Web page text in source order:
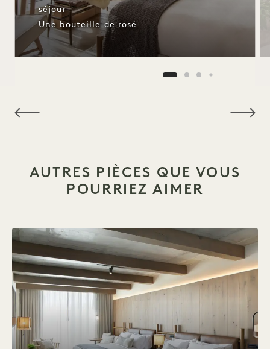
séjour
Une bouteille de rosé
AUTRES PIÈCES QUE VOUS
POURRIEZ AIMER